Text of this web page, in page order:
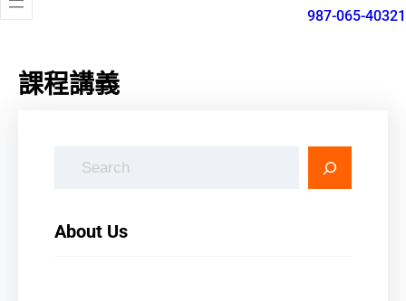
987-065-40321
課程講義
About Us